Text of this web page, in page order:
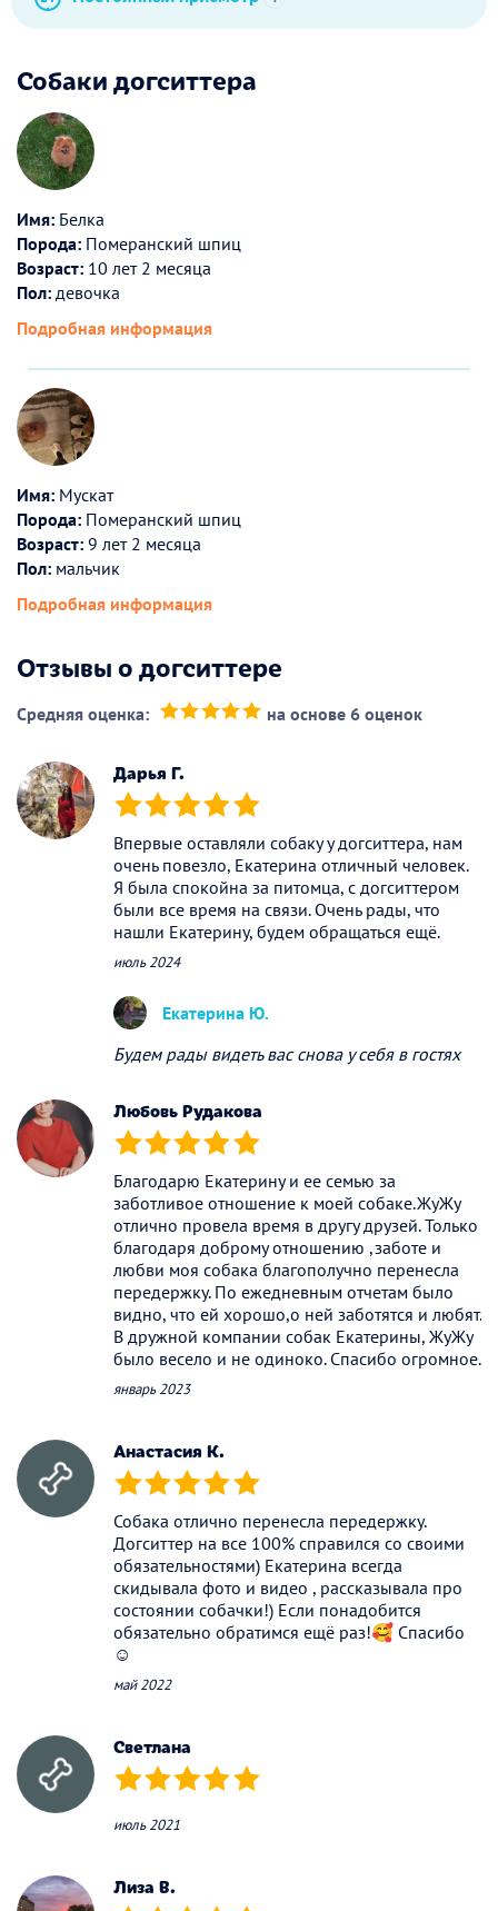
Собаки догситтера
Имя: Белка
Порода: Померанский шпиц
Возраст: 10 лет 2 месяца
Пол: девочка
Подробная информация
Имя: Мускат
Порода: Померанский шпиц
Возраст: 9 лет 2 месяца
Пол: мальчик
Подробная информация
Отзывы о догситтере
Средняя оценка: на основе 6 оценок
Дарья Г.
(*) (*) (*) (*) (*)
Впервые оставляли собаку у догситтера, нам
очень повезло, Екатерина отличный человек.
Я была спокойна за питомца, с догситтером
были все время на связи. Очень рады, что
нашли Екатерину, будем обращаться ещё.
июль 2024
Екатерина Ю.
Будем рады видеть вас снова у себя в гостях
Любовь Рудакова
(*) (*) (*) (*) (*)
Благодарю Екатерину и ее семью за
заботливое отношение к моей собаке.ЖуЖу
отлично провела время в другу друзей. Только
благодаря доброму отношению ,заботе и
любви моя собака благополучно перенесла
передержку. По ежедневным отчетам было
видно, что ей хорошо,о ней заботятся и любят.
В дружной компании собак Екатерины, ЖуЖу
было весело и не одиноко. Спасибо огромное.
январь 2023
Анастасия К.
(*) (*) (*) (*) (*)
Собака отлично перенесла передержку.
Догситтер на все 100% справился со своими
обязательностями) Екатерина всегда
скидывала фото и видео , рассказывала про
состоянии собачки!) Если понадобится
обязательно обратимся ещё раз!🥰 Спасибо
☺️
май 2022
Светлана
(*) (*) (*) (*) (*)
июль 2021
Лиза В.